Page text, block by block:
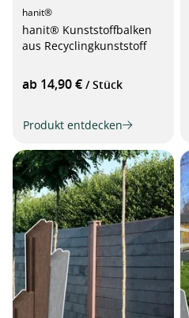
hanit®
hanit® Kunststoffbalken
aus Recyclingkunststoff
ab 14,90 € / Stück
Produkt entdecken